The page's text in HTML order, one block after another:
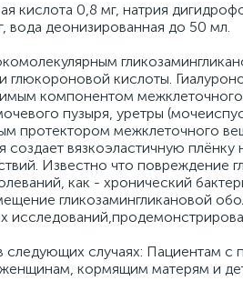
кислота 0,8 мг, натрия
вода деонизированная до 50 мл.
кислоты.
компонентом
пузыря, уретры
протектором межклеточного
вязкоэластичную
Известно что повреждение
как - хронический
гликозамингликановой
случаях: Пациентам с
кормящим матерям и